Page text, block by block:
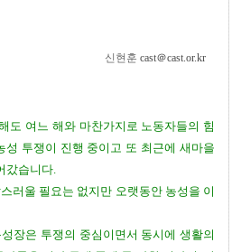
신현훈 cast＠cast.or.kr
도 여느 해와 마찬가지로 노동자들의 힘
투쟁이 진행 중이고 또 최근에 새마을
갔습니다.
러울 필요는 없지만 오랫동안 농성을 이
장은 투쟁의 중심이면서 동시에 생활의